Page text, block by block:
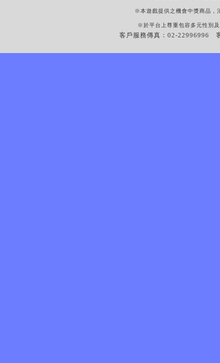
※本遊戲提供之機會中獎商品，
※於平台上尊重包容多元性別
客戶服務傳真：02-22996996